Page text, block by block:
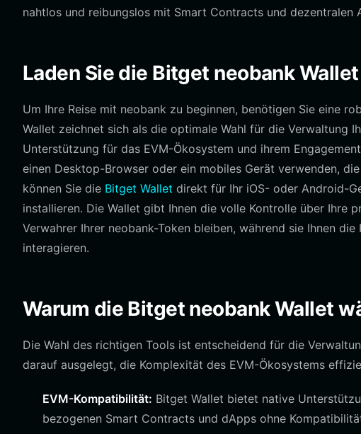
nahtlos und reibungslos mit Smart Contracts und dezentralen
Laden Sie die Bitget neobank
Um Ihre Reise mit neobank zu beginnen, benötigen Sie eine
Wallet zeichnet sich als die optimale Wahl für die Verwaltung
Unterstützung für das EVM-Ökosystem und ihrem
einen Desktop-Browser oder ein mobiles Gerät verwenden,
können Sie die Bitget Wallet direkt für Ihr iOS- oder Android-
installieren. Die Wallet gibt Ihnen die volle Kontrolle über Ihre
Verwahrer Ihrer neobank-Token bleiben, während sie Ihnen
interagieren.
Warum die Bitget neobank Wallet
Die Wahl des richtigen Tools ist entscheidend für die
darauf ausgelegt, die Komplexität des EVM-Ökosystems
EVM-Kompatibilität: Bitget Wallet bietet native
bezogenen Smart Contracts und dApps ohne